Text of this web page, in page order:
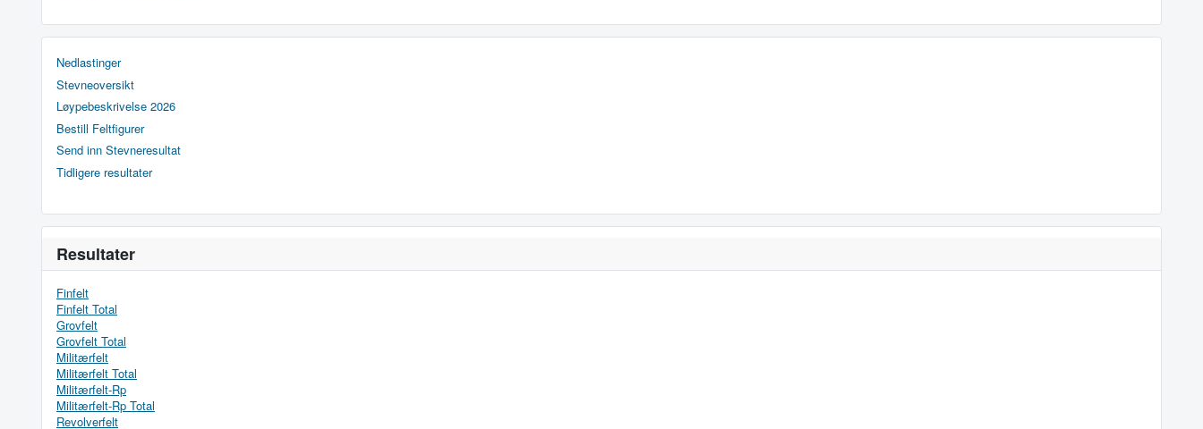
Nedlastinger
Stevneoversikt
Løypebeskrivelse 2026
Bestill Feltfigurer
Send inn Stevneresultat
Tidligere resultater
Resultater
Finfelt
Finfelt Total
Grovfelt
Grovfelt Total
Militærfelt
Militærfelt Total
Militærfelt-Rp
Militærfelt-Rp Total
Revolverfelt